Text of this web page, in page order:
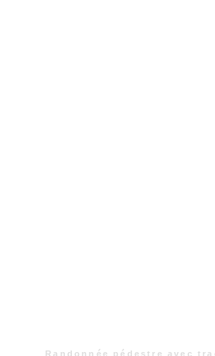
Randonnée pédestre avec